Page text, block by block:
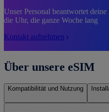
Unser Personal beantwortet
die Uhr, die ganze Woche lang
Kontakt aufnehmen
Über unsere eSIM
Kompatibilität und Nutzung